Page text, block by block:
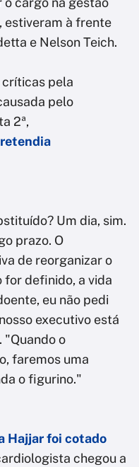
estiveram à frente
e Nelson Teich.
críticas pela
pelo
2ª,
Um dia, sim.
prazo. O
de reorganizar o
for definido, a vida
eu não pedi
executivo está
"Quando o
faremos uma
o figurino."
Hajjar foi cotado
chegou a